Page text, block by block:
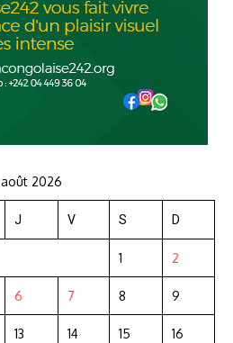
août 2026
J V S D
1 2
6 7 8 9
13 14 15 16